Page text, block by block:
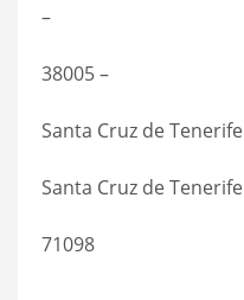
–
38005 –
Santa Cruz de Tenerife
Santa Cruz de Tenerife
71098